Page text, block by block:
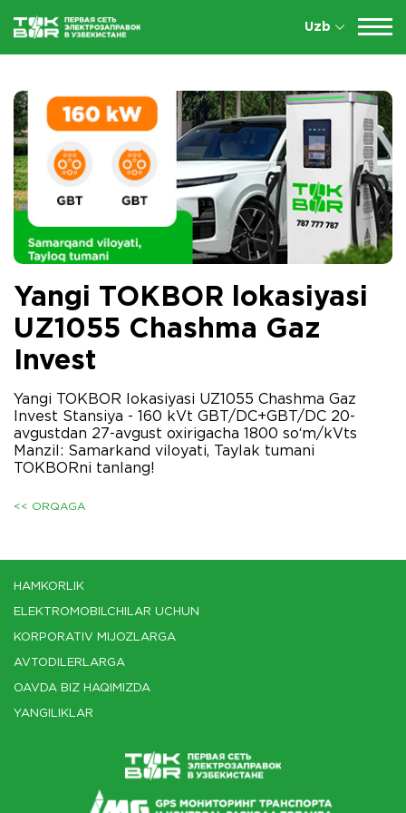
Uzb
Yangi TOKBOR lokasiyasi
UZ1055 Chashma Gaz
Invest
Yangi TOKBOR lokasiyasi UZ1055 Chashma Gaz
Invest Stansiya - 160 kVt GBT/DC+GBT/DC 20-
avgustdan 27-avgust oxirigacha 1800 so‘m/kVts
Manzil: Samarkand viloyati, Taylak tumani
TOKBORni tanlang!
<< ORQAGA
HAMKORLIK
ELEKTROMOBILCHILAR UCHUN
KORPORATIV MIJOZLARGA
AVTODILERLARGA
OAVDA BIZ HAQIMIZDA
YANGILIKLAR